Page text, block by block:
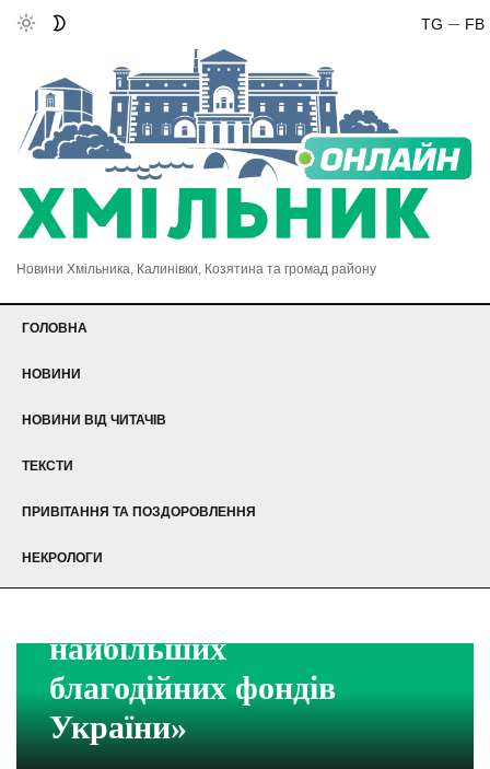
FB
TG
Новини Хмільника, Калинівки, Козятина та громад району
ГОЛОВНА
НОВИНИ
НОВИНИ ВІД ЧИТАЧІВ
ТЕКСТИ
ПРИВІТАННЯ ТА ПОЗДОРОВЛЕННЯ
НЕКРОЛОГИ
найбільших
благодійних фондів
України»